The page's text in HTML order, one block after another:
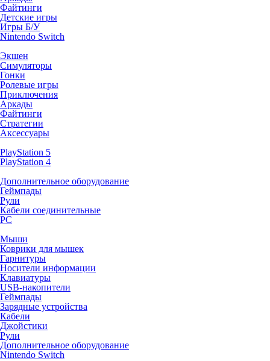
Файтинги
Детские игры
Игры Б/У
Nintendo Switch
Экшен
Симуляторы
Гонки
Ролевые игры
Приключения
Аркады
Файтинги
Стратегии
Аксессуары
PlayStation 5
PlayStation 4
Дополнительное оборудование
Геймпады
Рули
Кабели соединительные
PC
Мыши
Коврики для мышек
Гарнитуры
Носители информации
Клавиатуры
USB-накопители
Геймпады
Зарядные устройства
Кабели
Джойстики
Рули
Дополнительное оборудование
Nintendo Switch